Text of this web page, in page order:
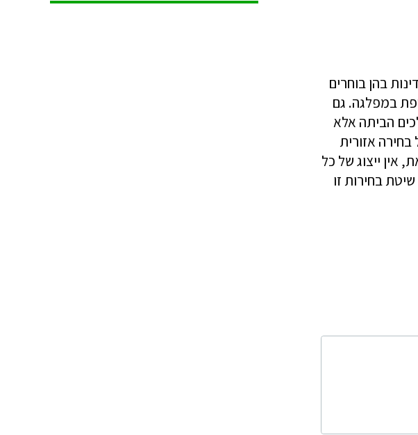
בחירות אזורית, ניתן לתת לדוגמה את גרמניה שמחולקת ל-16 מדינות בהן בוחרים
במפלגה. גם
הביתה אלא
אזורית
אין ייצוג של כל
בחירות זו